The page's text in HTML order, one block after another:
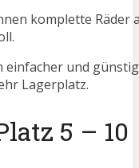
komplette Räder
einfacher und
Lagerplatz.
5 – 10